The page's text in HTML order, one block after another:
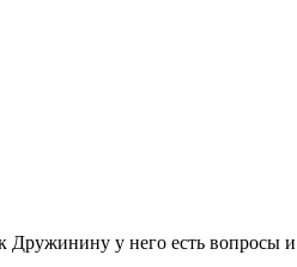
у него есть вопросы и